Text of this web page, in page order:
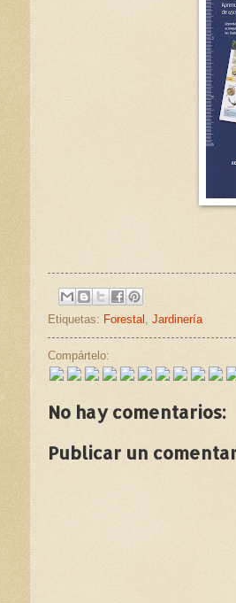
Etiquetas: Forestal , Jardinería
Compártelo:
No hay comentarios:
Publicar un